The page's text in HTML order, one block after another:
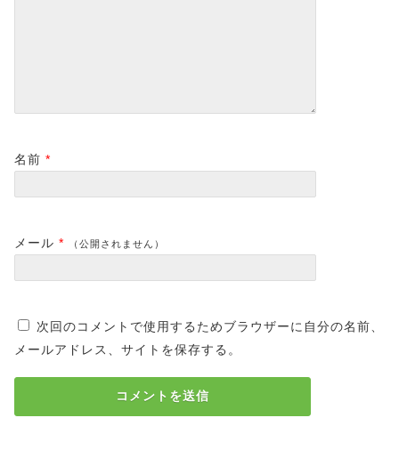
名前 *
メール * （公開されません）
次回のコメントで使用するためブラウザーに自分の名前、
メールアドレス、サイトを保存する。